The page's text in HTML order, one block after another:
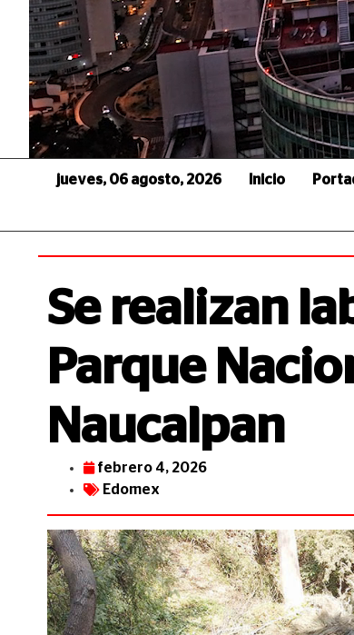
jueves, 06 agosto, 2026 Inicio
Se realizan
Parque
Naucalpan
febrero 4, 2026
Edomex